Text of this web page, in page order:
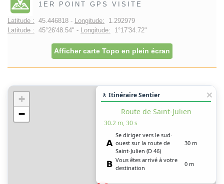
1ER POINT GPS VISITE
Latitude : 45.446818 - Longitude: 1.292979
Latitude : 45°26'48.54" - Longitude: 1°17'34.72"
Afficher carte Topo en plein écran
+
−
🚶 Itinéraire Sentier
Route de Saint-Julien
30.2 m, 30 s
Se diriger vers le sud-
ouest sur la route de
Saint-Julien (D 46)
30 m
Vous êtes arrivé à votre
destination
0 m